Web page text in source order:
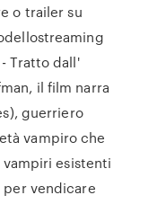
o trailer su
Tratto dall'
il film narra
guerriero
vampiro che
esistenti
per vendicare